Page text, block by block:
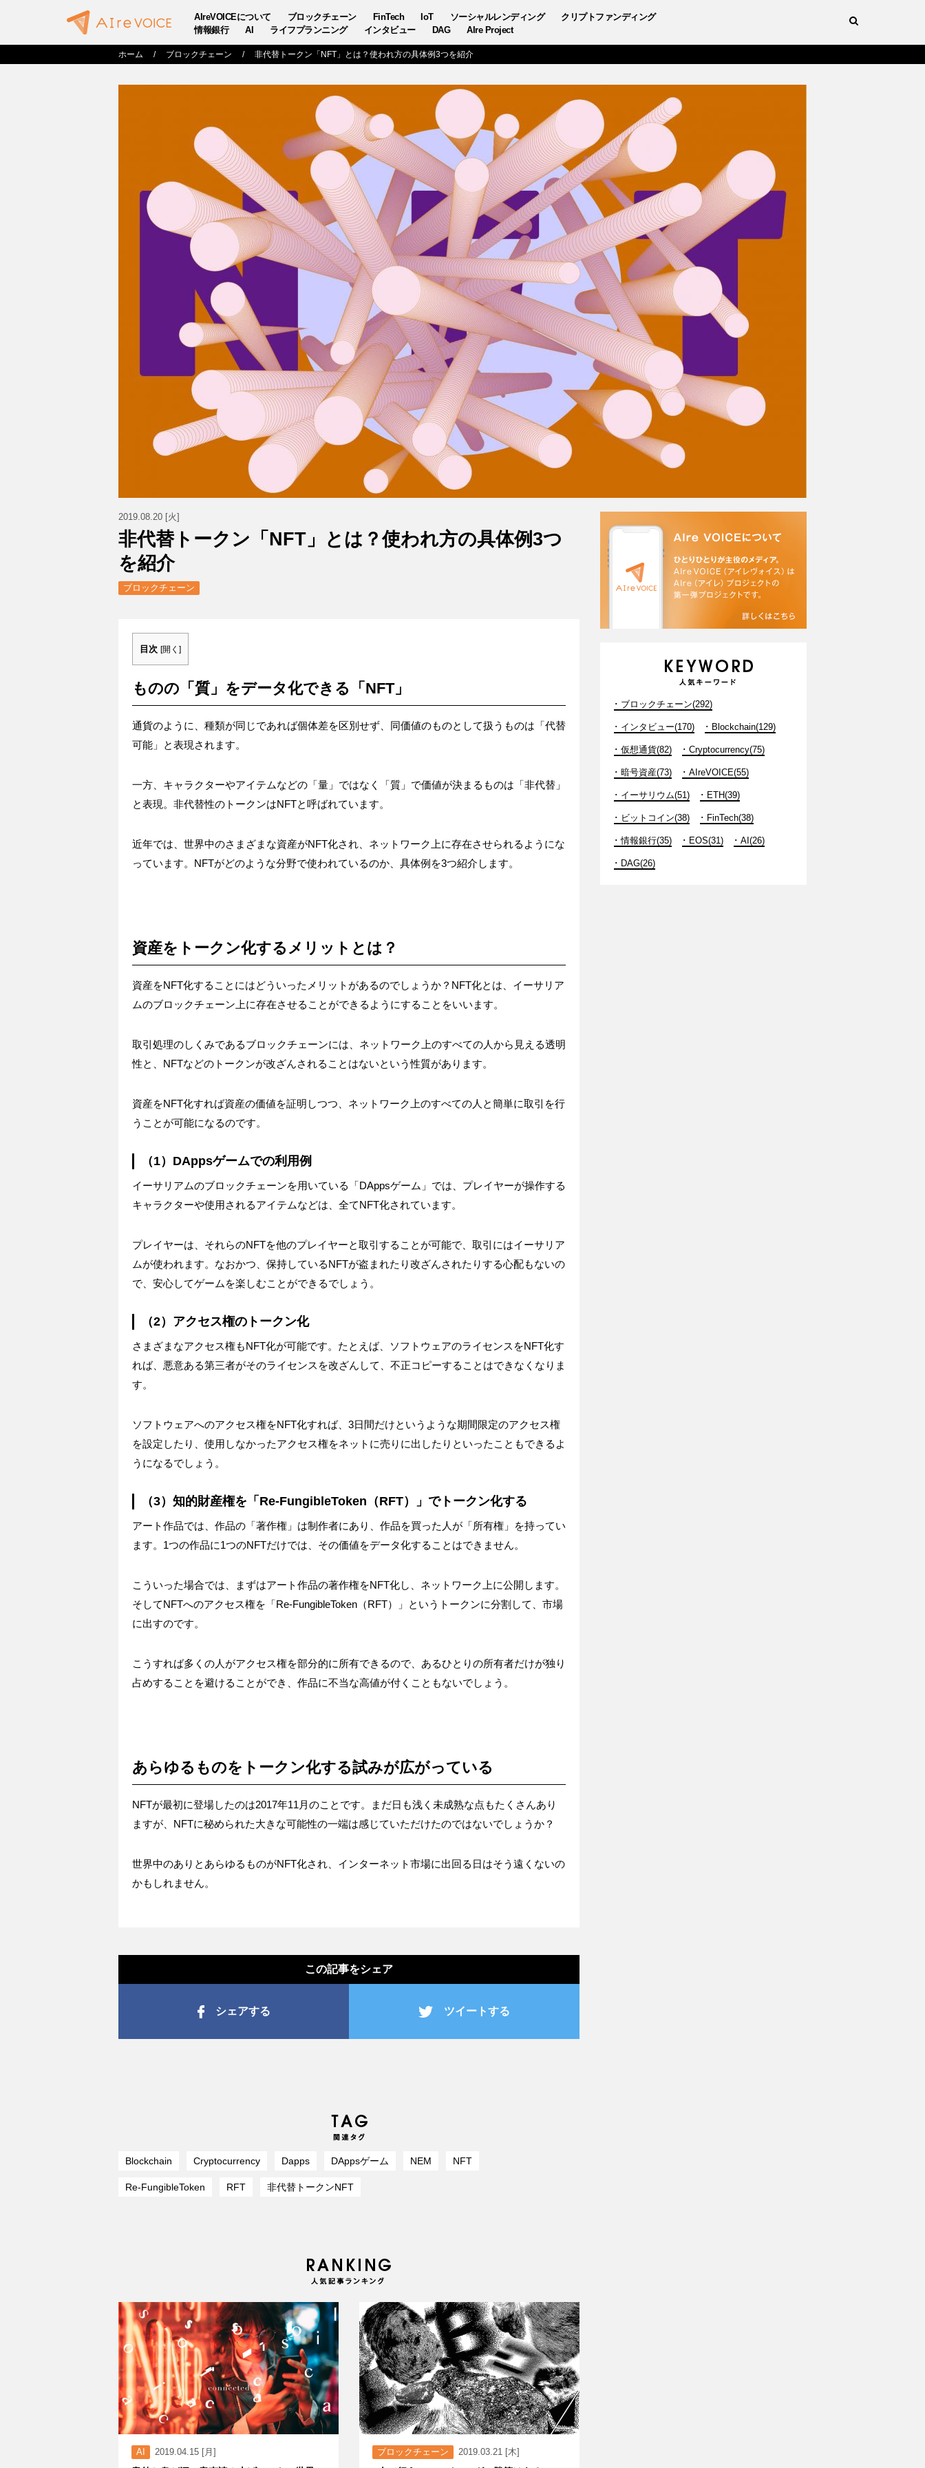
AIreVOICEについて ブロックチェーン FinTech IoT ソーシャルレンディング
クリプトファンディング
情報銀行
AI ライフプランニング インタビュー DAG AIre Project
ホーム ブロックチェーン 非代替トークン「NFT」とは？使われ方の具体例3つを紹介
2019.08.20 [火]
非代替トークン「NFT」とは？使われ方の具体例3つ
を紹介
ブロックチェーン
目次 [開く ]
ものの「質」をデータ化できる「NFT」
通貨のように、種類が同じであれば個体差を区別せず、同価値のものとして扱うものは「代替
可能」と表現されます。
一方、キャラクターやアイテムなどの「量」ではなく「質」で価値が決まるものは「非代替」
と表現。非代替性のトークンはNFTと呼ばれています。
近年では、世界中のさまざまな資産がNFT化され、ネットワーク上に存在させられるようにな
っています。NFTがどのような分野で使われているのか、具体例を3つ紹介します。
資産をトークン化するメリットとは？
資産をNFT化することにはどういったメリットがあるのでしょうか？NFT化とは、イーサリア
ムのブロックチェーン上に存在させることができるようにすることをいいます。
取引処理のしくみであるブロックチェーンには、ネットワーク上のすべての人から見える透明
性と、NFTなどのトークンが改ざんされることはないという性質があります。
資産をNFT化すれば資産の価値を証明しつつ、ネットワーク上のすべての人と簡単に取引を行
うことが可能になるのです。
（1）DAppsゲームでの利用例
イーサリアムのブロックチェーンを用いている「DAppsゲーム」では、プレイヤーが操作する
キャラクターや使用されるアイテムなどは、全てNFT化されています。
プレイヤーは、それらのNFTを他のプレイヤーと取引することが可能で、取引にはイーサリア
ムが使われます。なおかつ、保持しているNFTが盗まれたり改ざんされたりする心配もないの
で、安心してゲームを楽しむことができるでしょう。
（2）アクセス権のトークン化
さまざまなアクセス権もNFT化が可能です。たとえば、ソフトウェアのライセンスをNFT化す
れば、悪意ある第三者がそのライセンスを改ざんして、不正コピーすることはできなくなりま
す。
ソフトウェアへのアクセス権をNFT化すれば、3日間だけというような期間限定のアクセス権
を設定したり、使用しなかったアクセス権をネットに売りに出したりといったこともできるよ
うになるでしょう。
（3）知的財産権を「Re-FungibleToken（RFT）」でトークン化する
アート作品では、作品の「著作権」は制作者にあり、作品を買った人が「所有権」を持ってい
ます。1つの作品に1つのNFTだけでは、その価値をデータ化することはできません。
こういった場合では、まずはアート作品の著作権をNFT化し、ネットワーク上に公開します。
そしてNFTへのアクセス権を「Re-FungibleToken（RFT）」というトークンに分割して、市場
に出すのです。
こうすれば多くの人がアクセス権を部分的に所有できるので、あるひとりの所有者だけが独り
占めすることを避けることができ、作品に不当な高値が付くこともないでしょう。
あらゆるものをトークン化する試みが広がっている
NFTが最初に登場したのは2017年11月のことです。まだ日も浅く未成熟な点もたくさんあり
ますが、NFTに秘められた大きな可能性の一端は感じていただけたのではないでしょうか？
世界中のありとあらゆるものがNFT化され、インターネット市場に出回る日はそう遠くないの
かもしれません。
この記事をシェア
シェアする ツイートする
Blockchain Cryptocurrency Dapps DAppsゲーム NEM NFT
Re-FungibleToken RFT 非代替トークンNFT
AI 2019.04.15 [月] ブロックチェーン 2019.03.21 [木]
ブロックチェーン(292)
インタビュー(170) Blockchain(129)
仮想通貨(82) Cryptocurrency(75)
暗号資産(73) AIreVOICE(55)
イーサリウム(51) ETH(39)
ビットコイン(38) FinTech(38)
情報銀行(35) EOS(31) AI(26)
DAG(26)